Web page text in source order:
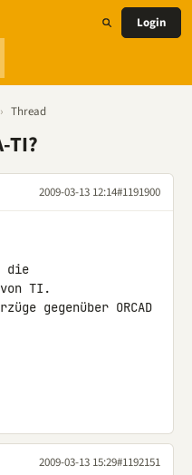
Login
› Thread
TI?
2009-03-13 12:14#1191900
die
TI.
gegenüber ORCAD
2009-03-13 15:29#1192151